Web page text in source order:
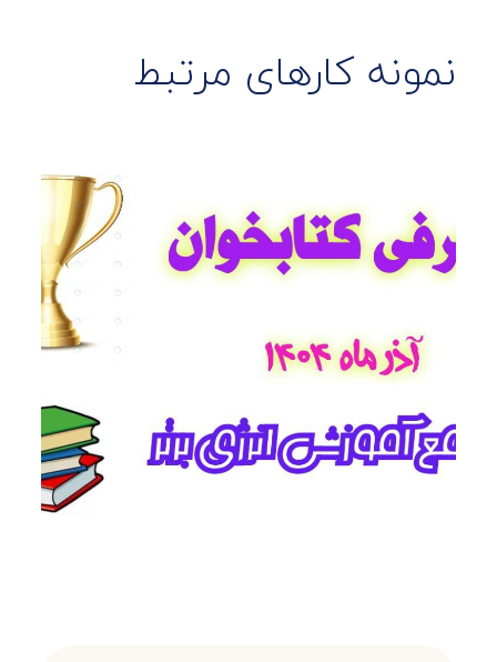
نمونه کارهای مرتبط